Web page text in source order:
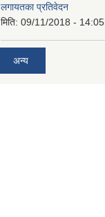
लगायतका प्रतिवेदन
मिति: 09/11/2018 - 14:05
अन्य